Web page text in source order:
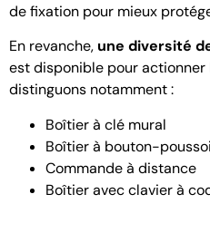
de fixation pour mieux
En revanche, une diversité
est disponible pour actionner
distinguons notamment :
Boîtier à clé mural
Boîtier à bouton-
Commande à distance
Boîtier avec clavier à